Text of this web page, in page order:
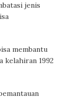
jenis
membantu
kelahiran 1992